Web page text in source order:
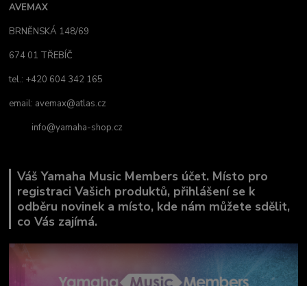
AVEMAX
BRNĚNSKÁ 148/69
674 01 TŘEBÍČ
tel.: +420 604 342 165
email: avemax@atlas.cz
info@yamaha-shop.cz
Váš Yamaha Music Members účet. Místo pro
registraci Vašich produktů, přihlášení se k
odběru novinek a místo, kde nám můžete sdělit,
co Vás zajímá.